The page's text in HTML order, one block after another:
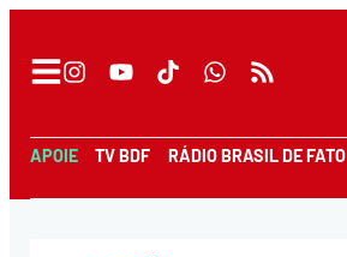
APOIE TV BDF RÁDIO BRASIL DE FATO